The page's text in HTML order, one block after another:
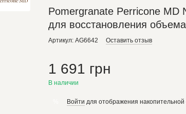
Pomergranate Perricone MD
для восстановления объема
Артикул: AG6642 Оставить отзыв
1 691 грн
В наличии
Войти для отображения накопительной